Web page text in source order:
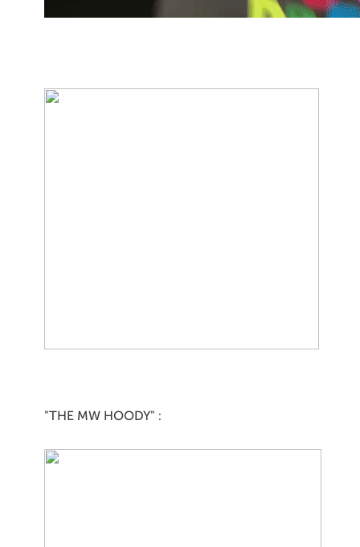
"THE MW HOODY" :